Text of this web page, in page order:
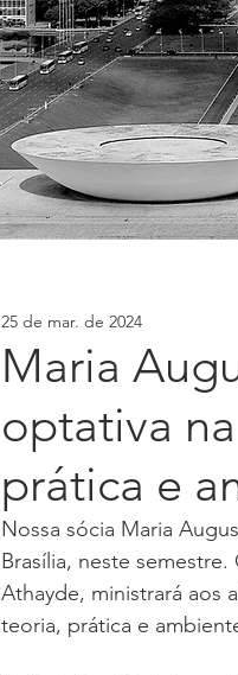
Maria
optativa
prática e
25 de mar. de 2024
Nossa sócia Maria
Brasília, neste
Athayde, ministrará aos
teoria, prática e